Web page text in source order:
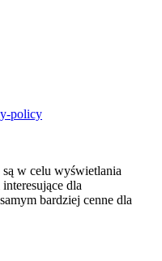
policy
w celu wyświetlania
dla
bardziej cenne dla